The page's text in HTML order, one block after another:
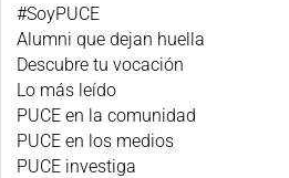
#SoyPUCE
Alumni que dejan huella
Descubre tu vocación
Lo más leído
PUCE en la comunidad
PUCE en los medios
PUCE investiga